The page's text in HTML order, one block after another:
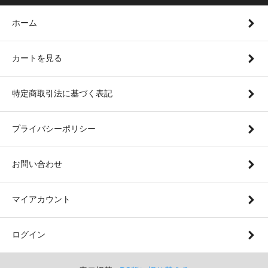
ホーム
カートを見る
特定商取引法に基づく表記
プライバシーポリシー
お問い合わせ
マイアカウント
ログイン